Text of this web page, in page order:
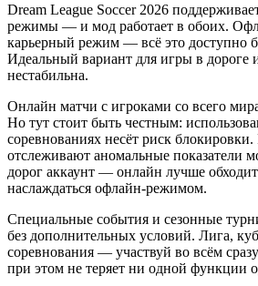
Dream League Soccer 2026
режимы — и мод работает в обоих.
карьерный режим — всё это доступно
Идеальный вариант для игры в дороге
нестабильна.
Онлайн матчи с игроками со всего
Но тут стоит быть честным:
соревнованиях несёт риск блокировки.
отслеживают аномальные показатели
дорог аккаунт — онлайн лучше
наслаждаться офлайн-режимом.
Специальные события и сезонные
без дополнительных условий. Лига,
соревнования — участвуй во всём
при этом не теряет ни одной функции